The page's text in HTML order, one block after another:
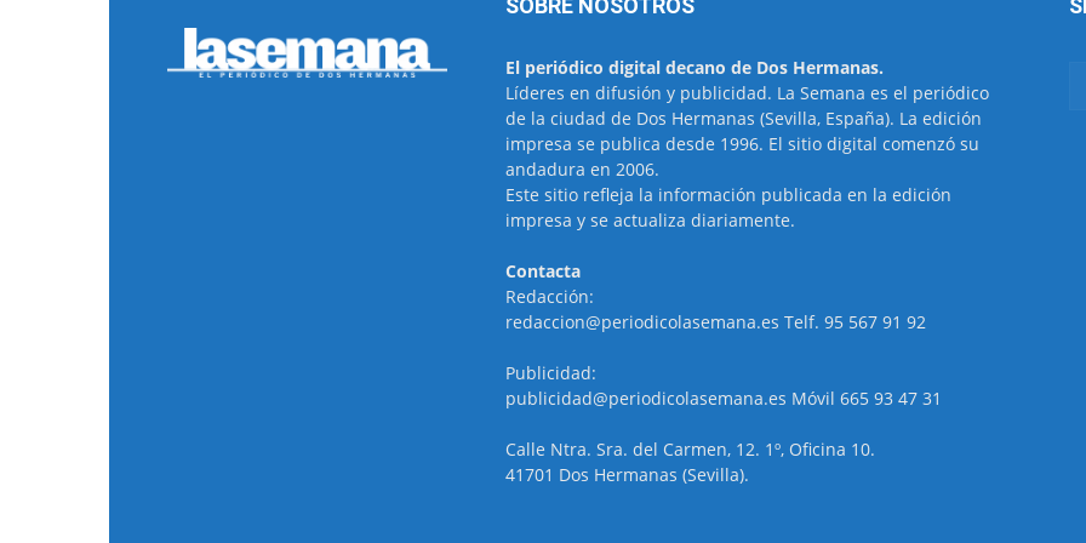
SOBRE NOSOTROS
El periódico digital decano de Dos Hermanas.
Líderes en difusión y publicidad. La Semana es el periódico
de la ciudad de Dos Hermanas (Sevilla, España). La edición
impresa se publica desde 1996. El sitio digital comenzó su
andadura en 2006.
Este sitio refleja la información publicada en la edición
impresa y se actualiza diariamente.
Contacta
Redacción:
redaccion@periodicolasemana.es Telf. 95 567 91 92
Publicidad:
publicidad@periodicolasemana.es Móvil 665 93 47 31
Calle Ntra. Sra. del Carmen, 12. 1º, Oficina 10.
41701 Dos Hermanas (Sevilla).